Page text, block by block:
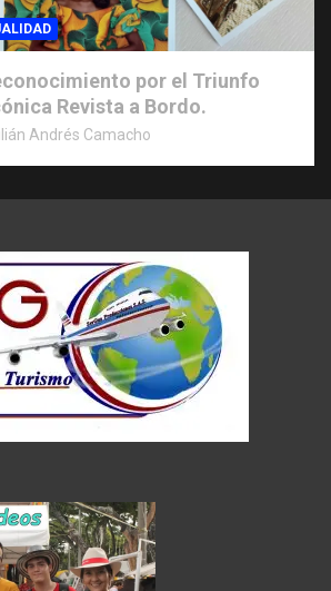
por el Triunfo
Revista a Bordo.
Andrés Camacho